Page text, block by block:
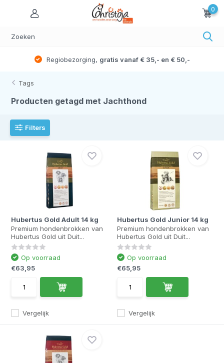
0
Regiobezorging, gratis vanaf € 35,- en € 50,-
Tags
Producten getagd met Jachthond
Filters
Hubertus Gold Adult 14 kg
Premium hondenbrokken van
Hubertus Gold uit Duit...
Vergelijk
Op voorraad
€63,95
Hubertus Gold Junior 14 kg
Premium hondenbrokken van
Hubertus Gold uit Duit...
Vergelijk
Op voorraad
€65,95